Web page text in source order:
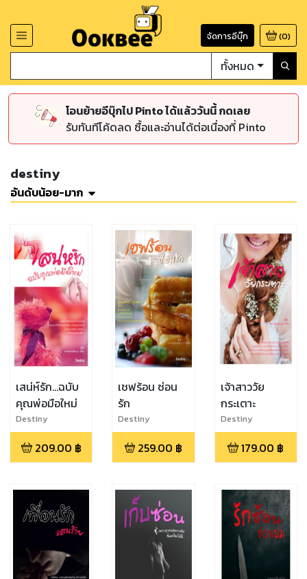
จัดการอีบุ๊ก (0)
ทั้งหมด
โอนย้ายอีบุ๊กไป Pinto ได้แล้ววันนี้ กดเลย
รับทันทีโค้ดลด ซื้อและอ่านได้ต่อเนื่องที่ Pinto
destiny
อันดับน้อย-มาก
เสน่ห์รัก...ฉบับ
คุณพ่อมือใหม่
Destiny
209.00 ฿
เชฟร้อน ซ่อน
รัก
Destiny
259.00 ฿
เจ้าสาววัย
กระเตาะ
Destiny
179.00 ฿